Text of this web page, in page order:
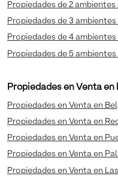
Propiedades de 2
Propiedades de 3
Propiedades de 4
Propiedades de 5
Propiedades en Venta
Propiedades en Venta en
Propiedades en Venta en
Propiedades en Venta en
Propiedades en Venta en
Propiedades en Venta en